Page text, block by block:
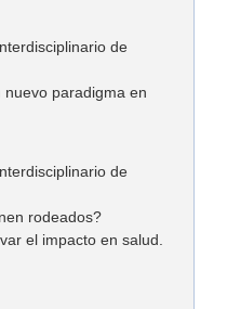
de
nuevo paradigma en
de
rodeados?
el impacto en salud.